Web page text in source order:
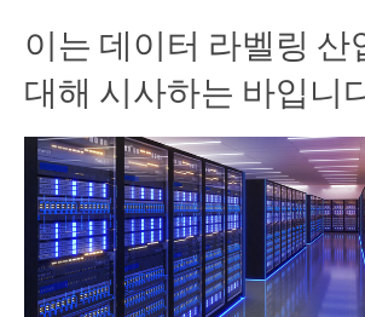
이는 데이터 라벨링 산
대해 시사하는 바입니